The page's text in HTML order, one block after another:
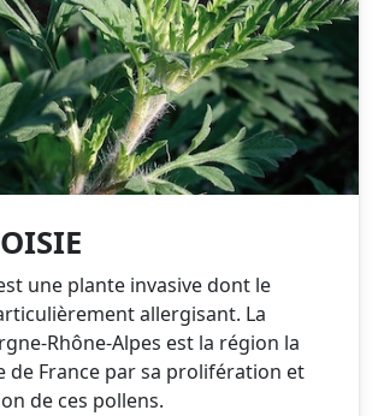
une plante invasive dont le
allergisant. La
Rhône-Alpes est la région la
de France par sa prolifération et
de ces pollens.